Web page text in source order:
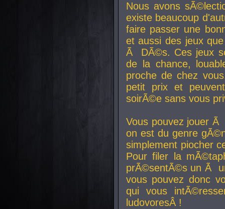
Nous avons
existe beaucoup
faire passer une
et aussi des jeux
Ã DÃ©s. Ces jeux
de la chance,
proche de chez
petit prix et
soirÃ©e sans vous
Vous pouvez jouer
on est du genre
simplement piocher
Pour filer la
prÃ©sentÃ©s un Ã
vous pouvez donc
qui vous
ludovoresÂ !